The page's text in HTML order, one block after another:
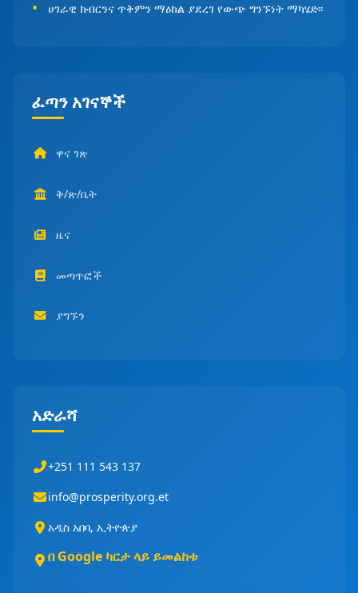
ሀገራዊ ክብርንና ጥቅምን ማዕከል ያደረገ የውጭ ግንኙነት ማካሄድ፡፡
ፈጣን አገናኞች
ዋና ገጽ
ቅ/ጽ/ቤት
ዜና
መጣጥፎች
ያግኙን
አድራሻ
+251 111 543 137
info@prosperity.org.et
አዲስ አበባ, ኢትዮጵያ
በ Google ካርታ ላይ ይመልከቱ